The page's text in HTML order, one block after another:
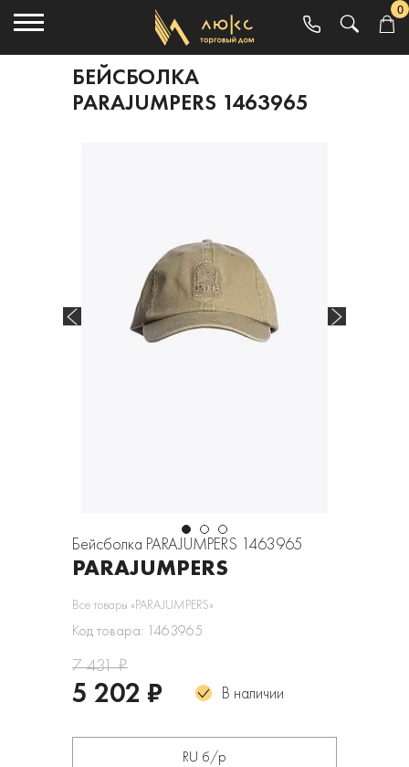
0
БЕЙСБОЛКА
PARAJUMPERS 1463965
Бейсболка PARAJUMPERS 1463965
PARAJUMPERS
Все товары «PARAJUMPERS»
Код товара: 1463965
7 431 ₽
5 202 ₽ В наличии
RU б/р